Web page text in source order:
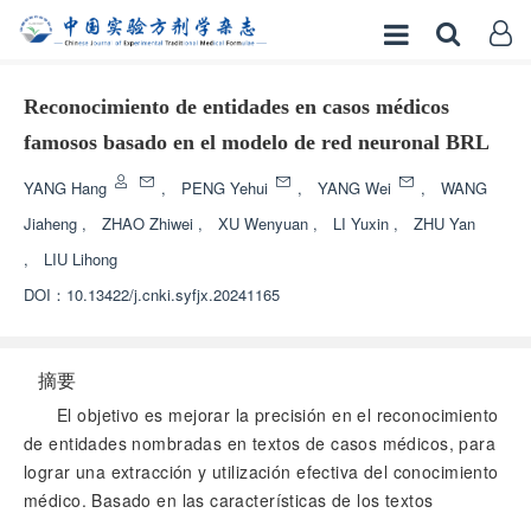
Reconocimiento de entidades en casos médicos
famosos basado en el modelo de red neuronal BRL
YANG Hang , PENG Yehui , YANG Wei ,
WANG
Jiaheng , ZHAO Zhiwei , XU Wenyuan , LI Yuxin ,
ZHU Yan
,
LIU Lihong
DOI： 10.13422/j.cnki.syfjx.20241165
摘要
El objetivo es mejorar la precisión en el reconocimiento
de entidades nombradas en textos de casos médicos, para
lograr una extracción y utilización efectiva del conocimiento
médico. Basado en las características de los textos